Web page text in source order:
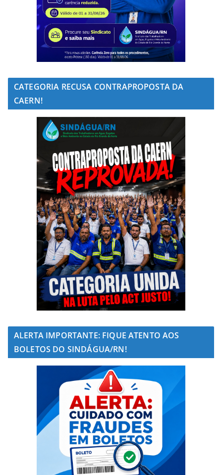
CATEGORIA RECUSA CONTRAPROPOSTA DA
CAERN!
ALERTA IMPORTANTE: FIQUE ATENTO AOS
BOLETOS DO SINDÁGUA/RN!